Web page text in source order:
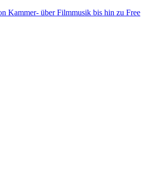
Kammer- über Filmmusik bis hin zu Free